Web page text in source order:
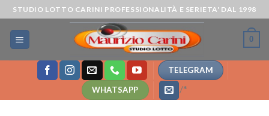
Skip
to
content
STUDIO LOTTO CARINI PROFESSIONALITÀ E SERIETA' DAL 1998
0
TELEGRAM
WHATSAPP /*